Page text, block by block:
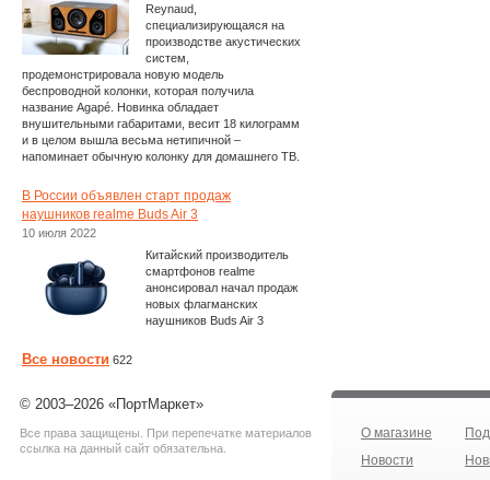
Reynaud,
специализирующаяся на
производстве акустических
систем,
продемонстрировала новую модель
беспроводной колонки, которая получила
название Agapé. Новинка обладает
внушительными габаритами, весит 18 килограмм
и в целом вышла весьма нетипичной –
напоминает обычную колонку для домашнего ТВ.
В России объявлен старт продаж
наушников realme Buds Air 3
10 июля 2022
Китайский производитель
смартфонов realme
анонсировал начал продаж
новых флагманских
наушников Buds Air 3
Все новости 622
© 2003–2026 «ПортМаркет»
Все права защищены. При перепечатке материалов
ссылка на данный сайт обязательна.
О магазине
Новости